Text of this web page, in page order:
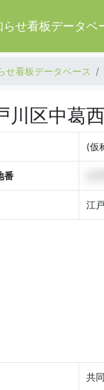
せ看板データベ
せ看板データベース
川区中葛
(仮
番
江
共